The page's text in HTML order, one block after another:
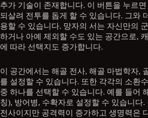
추가 기술이 존재합니다. 이 버튼을 누르
되살려 전투를 돕게 할 수 있습니다. 그와
용할 수 있습니다. 망자의 서는 자신만의
하거나 아예 제외할 수도 있는 공간으로,
에 따라 선택지도 증가합니다.
이 공간에서는 해골 전사, 해골 마법학자,
를 설정할 수 있습니다. 또한 각각의 소환
중 하나를 선택할 수 있습니다. 예를 들어
칭), 방어병, 수확자로 설정할 수 있습니다.
전사이지만 공격력이 증가하고 생명력은